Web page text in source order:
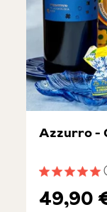
Azzurro -
49,90